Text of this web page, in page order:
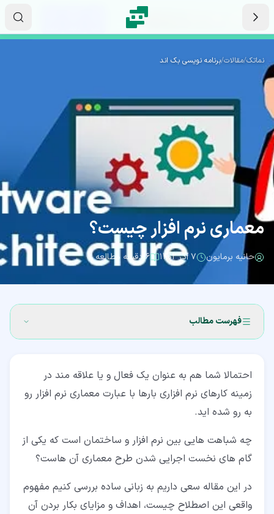
نماتک/مقالات/برنامه نویسی بک اند
معماری نرم افزار چیست؟
حانیه برمایون ۷ آذر ۱۴۰۲ ۶ دقیقه مطالعه
فهرست مطالب
۳‏- اهداف معماری نرم افزار
۵‏- نقش معمار نرم افزار چیست؟
۵‏-‏۲‏- تخصص دامنه
احتمالا شما هم به عنوان یک فعال و یا علاقه مند در
زمینه کارهای نرم افزاری بارها با عبارت معماری نرم افزار رو
به رو شده اید.
چه شباهت هایی بین نرم افزار و ساختمان است که یکی از
گام های نخست اجرایی شدن طرح معماری آن هاست؟
در این مقاله سعی داریم به زبانی ساده بررسی کنیم مفهوم
واقعی این اصطلاح چیست، اهداف و مزایای بکار بردن آن